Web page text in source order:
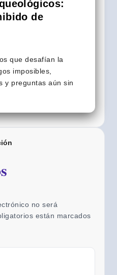
de
que desafían la
imposibles,
y preguntas aún sin
no será
están marcados